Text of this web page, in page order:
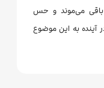
می‌موند و حس
آینده به این موضوع